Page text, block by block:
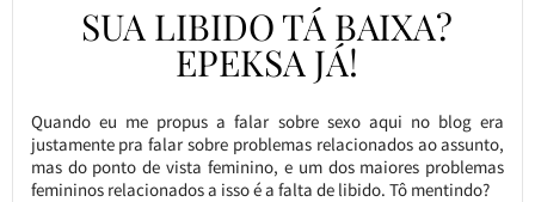
SUA LIBIDO TÁ BAIXA?
EPEKSA JÁ!
Quando eu me propus a falar sobre sexo aqui no blog era
justamente pra falar sobre problemas relacionados ao assunto,
mas do ponto de vista feminino, e um dos maiores problemas
femininos relacionados a isso é a falta de libido. Tô mentindo?